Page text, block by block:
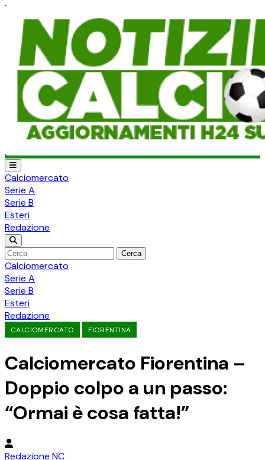
Calciomercato
Serie A
Serie B
Esteri
Redazione
Cerca
Calciomercato
Serie A
Serie B
Esteri
Redazione
CALCIOMERCATO FIORENTINA
Calciomercato Fiorentina –
Doppio colpo a un passo:
“Ormai è cosa fatta!”
Redazione NC